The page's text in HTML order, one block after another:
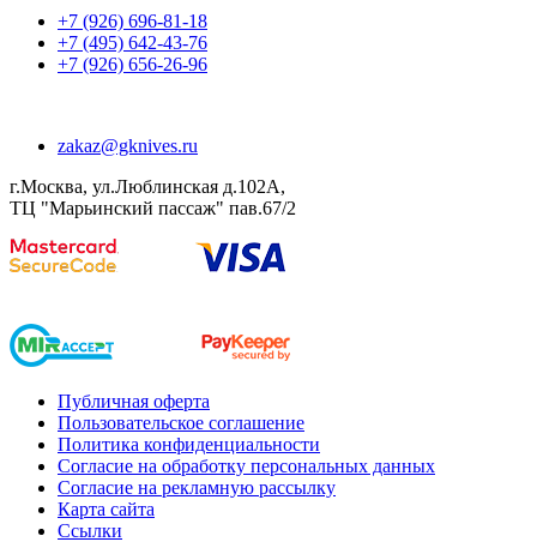
+7 (926) 696-81-18
+7 (495) 642-43-76
+7 (926) 656-26-96
zakaz@gknives.ru
г.Москва, ул.Люблинская д.102А,
ТЦ "Марьинский пассаж" пав.67/2
Публичная оферта
Пользовательское соглашение
Политика конфиденциальности
Согласие на обработку персональных данных
Согласие на рекламную рассылку
Карта сайта
Ссылки